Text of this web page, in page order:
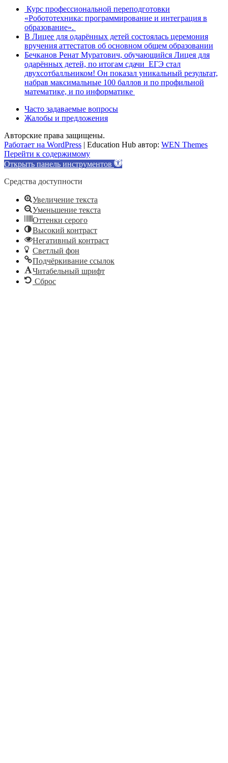
Курс профессиональной переподготовки
«Робототехника: программирование и интеграция в
образование».
В Лицее для одарённых детей состоялась церемония
вручения аттестатов об основном общем образовании
Бечканов Ренат Муратович, обучающийся Лицея для
одарённых детей, по итогам сдачи ЕГЭ стал
двухсотбалльником! Он показал уникальный результат,
набрав максимальные 100 баллов и по профильной
математике, и по информатике
Часто задаваемые вопросы
Жалобы и предложения
Авторские права защищены.
Работает на WordPress | Education Hub автор: WEN Themes
Перейти к содержимому
Открыть панель инструментов
Средства доступности
Увеличение текста
Уменьшение текста
Оттенки серого
Высокий контраст
Негативный контраст
Светлый фон
Подчёркивание ссылок
Читабельный шрифт
Сброс